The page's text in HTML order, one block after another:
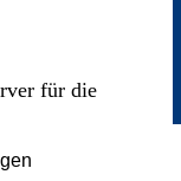
für die